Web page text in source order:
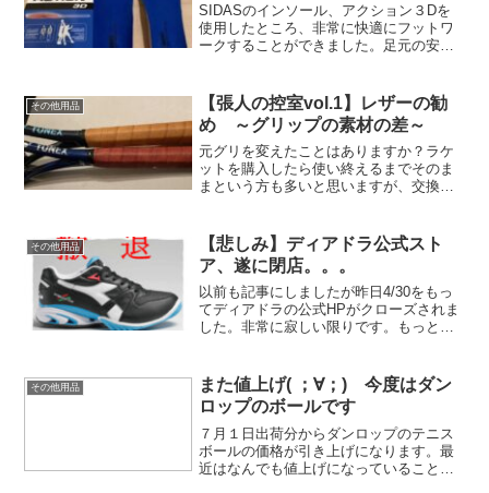
SIDASのインソール、アクション３Dを
使用したところ、非常に快適にフットワ
ークすることができました。足元の安心
その他用品
【張人の控室vol.1】レザーの勧
め ～グリップの素材の差～
元グリを変えたことはありますか？ラケ
ットを購入したら使い終えるまでそのま
まという方も多いと思いますが、交換す
ので一度試してみてはどうでしょう
か！？
その他用品
【悲しみ】ディアドラ公式スト
ア、遂に閉店。。。
以前も記事にしましたが昨日4/30をもっ
てディアドラの公式HPがクローズされま
した。非常に寂しい限りです。もっとテ
その他用品
また値上げ( ；∀；) 今度はダン
ロップのボールです
７月１日出荷分からダンロップのテニス
ボールの価格が引き上げになります。最
近はなんでも値上げになっていることが